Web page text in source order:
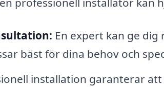
En expert kan ge
bäst för dina behov och
installation garanterar